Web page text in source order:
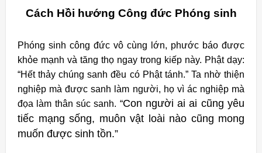
Cách Hồi hướng Công đức Phóng sinh
Phóng sinh công đức vô cùng lớn, phước báo được
khỏe mạnh và tăng thọ ngay trong kiếp này. Phật dạy:
“Hết thảy chúng sanh đều có Phật tánh.” Ta nhờ thiện
nghiệp mà được sanh làm người, họ vì ác nghiệp mà
đọa làm thân súc sanh. “Con người ai ai cũng yêu
tiếc mạng sống, muôn vật loài nào cũng mong
muốn được sinh tồn.”